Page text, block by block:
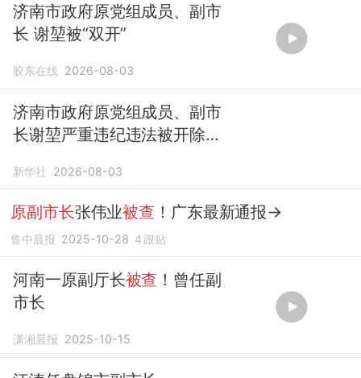
济南市政府原党组成员、副市
长 谢堃被“双开”
胶东在线 2026-08-03
济南市政府原党组成员、副市
长谢堃严重违纪违法被开除党
新华社 2026-08-03
原副市长张伟业被查 ！广东最新通报→
鲁中晨报 2025-10-28 4 跟贴
河南一原副厅长被查 ！曾任副
市长
潇湘晨报 2025-10-15